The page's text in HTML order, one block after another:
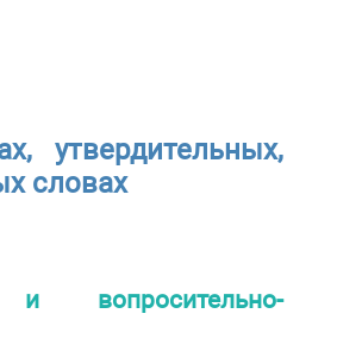
утвердительных,
словах
и вопросительно-